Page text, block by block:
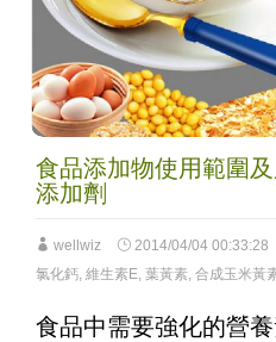
食品添加物使用範圍
添加劑
wellwiz 2014/04/04 00:33:28
氯化鈣, 維生素E, 葉黃素, 合成玉米黃
食品中需要強化的營